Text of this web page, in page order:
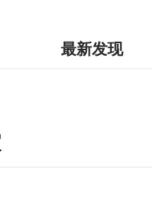
最新发现